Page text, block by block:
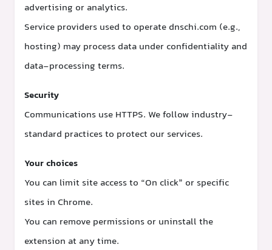
advertising or analytics.
Service providers used to operate dnschi.com (e.g.,
hosting) may process data under confidentiality and
data-processing terms.
Security
Communications use HTTPS. We follow industry-
standard practices to protect our services.
Your choices
You can limit site access to “On click” or specific
sites in Chrome.
You can remove permissions or uninstall the
extension at any time.